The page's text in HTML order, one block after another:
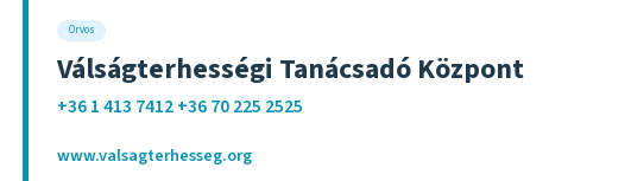
Orvos
Válságterhességi Tanácsadó Központ
+36 1 413 7412 +36 70 225 2525
www.valsagterhesseg.org